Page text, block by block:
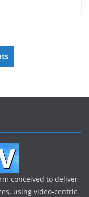
conceived to deliver
using video-centric